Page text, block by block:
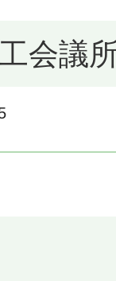
会議